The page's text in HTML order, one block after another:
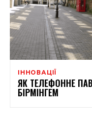
ІННОВАЦІЇ
ЯК ТЕЛЕФОННЕ
БІРМІНГЕМ